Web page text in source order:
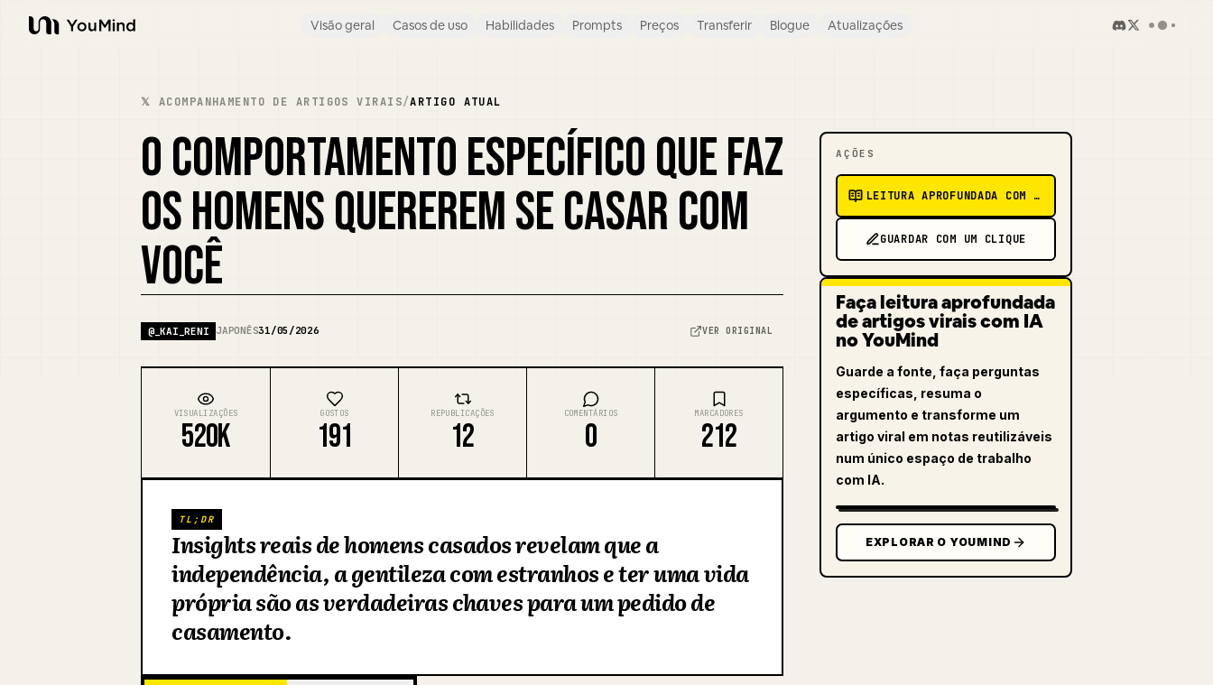
YouMind
Visão geral Casos de uso Habilidades Prompts Preços Transferir Blogue Atualizações
𝕏 ACOMPANHAMENTO DE ARTIGOS VIRAIS/ARTIGO ATUAL
O COMPORTAMENTO ESPECÍFICO QUE FAZ
OS HOMENS QUEREREM SE CASAR COM
VOCÊ
@_KAI_RENI JAPONÊS31/05/2026 VER ORIGINAL
VISUALIZAÇÕES
520K
GOSTOS
191
REPUBLICAÇÕES
12
COMENTÁRIOS
0
MARCADORES
212
TL;DR
Insights reais de homens casados revelam que a
independência, a gentileza com estranhos e ter uma vida
própria são as verdadeiras chaves para um pedido de
casamento.
AÇÕES
LEITURA APROFUNDADA COM IA
GUARDAR COM UM CLIQUE
Faça leitura aprofundada
de artigos virais com IA
no YouMind
Guarde a fonte, faça perguntas
específicas, resuma o
argumento e transforme um
artigo viral em notas reutilizáveis
num único espaço de trabalho
com IA.
EXPLORAR O YOUMIND